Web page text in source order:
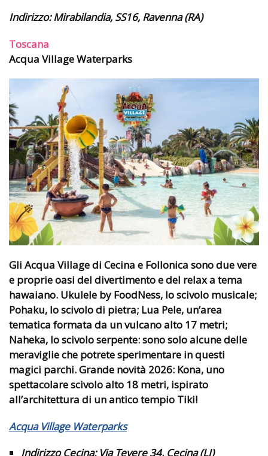
Indirizzo:Mirabilandia, SS16, Ravenna (RA)
Toscana
Acqua Village Waterparks
Gli Acqua Village di Cecina e Follonica sono due vere
e proprie oasi del divertimento e del relax a tema
hawaiano. Ukulele by FoodNess, lo scivolo musicale;
Pohaku, lo scivolo di pietra; Lua Pele, un’area
tematica formata da un vulcano alto 17 metri;
Naheka, lo scivolo serpente: sono solo alcune delle
meraviglie che potrete sperimentare in questi
magici parchi. Grande novità 2026: Kona, uno
spettacolare scivolo alto 18 metri, ispirato
all’architettura di un antico tempio Tiki!
Acqua Village Waterparks
Indirizzo Cecina:Via Tevere 34, Cecina (LI)